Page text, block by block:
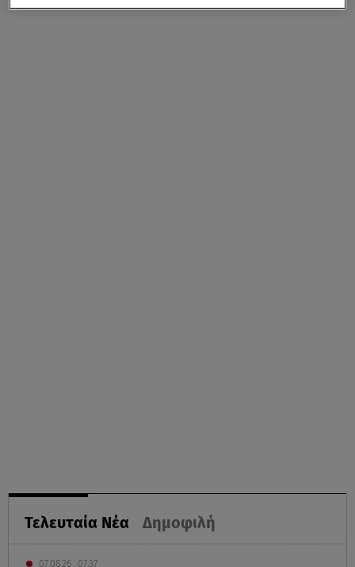
Τελευταία Νέα Δημοφιλή
07.08.26 , 07:37